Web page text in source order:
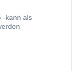
-kann als